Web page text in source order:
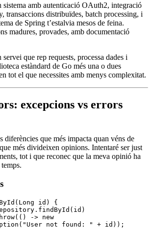
sistema amb autenticació OAuth2, integració
transaccions distribuïdes, batch processing, i
de Spring t’estalvia mesos de feina.
madures, provades, amb documentació
que rep requests, processa dades i
estàndard de Go més una o dues
tot el que necessites amb menys complexitat.
excepcions vs errors
diferències que més impacta quan véns de
més divideixen opinions. Intentaré ser just
tot i que reconec que la meva opinió ha
Long id)
{
. findById (id)
(() -> new
"User not found: " + id) );